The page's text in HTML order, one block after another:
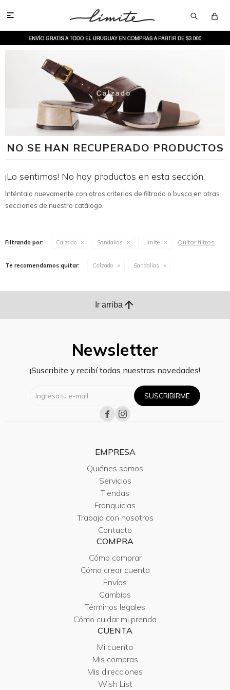

NO SE HAN RECUPERADO PRODUCTOS
¡Lo sentimos! No hay productos en esta sección.
Inténtalo nuevamente con otros criterios de filtrado o busca en otras
secciones de nuestro catálogo.
Filtrando por: Calzado Sandalias Limite Quitar filtros
Te recomendamos quitar: Calzado Sandalias
Ir arriba arrow_upward
Newsletter
¡Suscribite y recibí todas nuestras novedades!
SUSCRIBIRME
 
EMPRESA
Quiénes somos
Servicios
Tiendas
Franquicias
Trabaja con nosotros
Contacto
COMPRA
Cómo comprar
Cómo crear cuenta
Envíos
Cambios
Términos legales
Cómo cuidar mi prenda
CUENTA
Mi cuenta
Mis compras
Mis direcciones
Wish List